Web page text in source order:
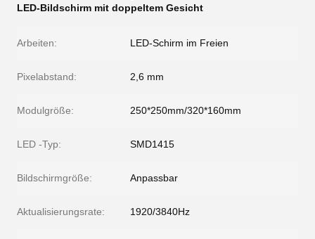
LED-Bildschirm mit doppeltem Gesicht
Arbeiten: LED-Schirm im Freien
Pixelabstand: 2,6 mm
Modulgröße: 250*250mm/320*160mm
LED -Typ: SMD1415
Bildschirmgröße: Anpassbar
Aktualisierungsrate: 1920/3840Hz